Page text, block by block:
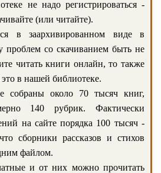
не надо регистрироваться -
(или читайте).
в заархивированном виде в
проблем со скачиванием быть не
читать книги онлайн, то также
в нашей библиотеке.
собраны около 70 тысяч книг,
140 рубрик. Фактически
на сайте порядка 100 тысяч -
сборники рассказов и стихов
файлом.
и от них можно прочитать